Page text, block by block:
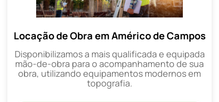
Locação de Obra em Américo de Campos
Disponibilizamos a mais qualificada e equipada
mão-de-obra para o acompanhamento de sua
obra, utilizando equipamentos modernos em
topografia.